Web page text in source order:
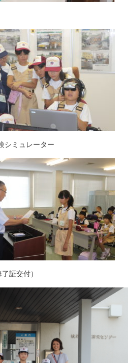
レーター
）